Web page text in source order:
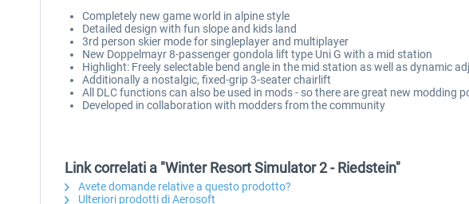
Completely new game world in alpine style
Detailed design with fun slope and kids land
3rd person skier mode for singleplayer and multiplayer
New Doppelmayr 8-passenger gondola lift type Uni G with a mid station
Highlight: Freely selectable bend angle in the mid station as well as dynamic
Additionally a nostalgic, fixed-grip 3-seater chairlift
All DLC functions can also be used in mods - so there are great new modding
Developed in collaboration with modders from the community
Link correlati a "Winter Resort Simulator 2 - Riedstein"
Avete domande relative a questo prodotto?
Ulteriori prodotti di Aerosoft